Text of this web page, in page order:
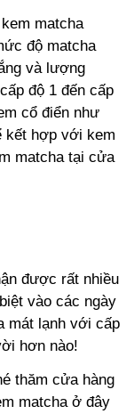
matcha
độ matcha
và lượng
độ 1 đến cấp
cổ điển như
kết hợp với kem
matcha tại cửa
được rất nhiều
vào các ngày
mát lạnh với cấp
hơn nào!
thăm cửa hàng
matcha ở đây